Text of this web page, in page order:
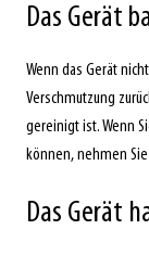
Das Gerät
Wenn das Gerät
Verschmutzung
gereinigt ist. Wenn
können, nehmen
Das Gerät